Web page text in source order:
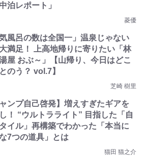
泊レポート」
菱優
気風呂の数は全国一」温泉じゃない
満足！ 上高地帰りに寄りたい「林
屋 おぶ～」【山帰り、今日はどこ
のう？ vol.7】
芝崎 樹里
ャンプ自己啓発】増えすぎたギアを
！ “ウルトラライト” 目指した「自
イル」再構築でわかった「本当に
7つの道具」とは
猫田 猫之介